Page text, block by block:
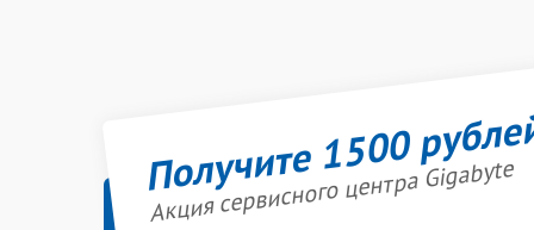
Получите 1500
Акция сервисного центра Gigabyte